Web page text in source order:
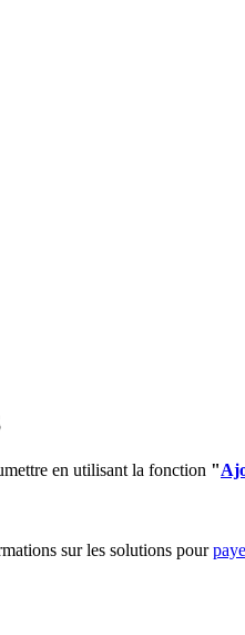
en utilisant la fonction "
sur les solutions pour